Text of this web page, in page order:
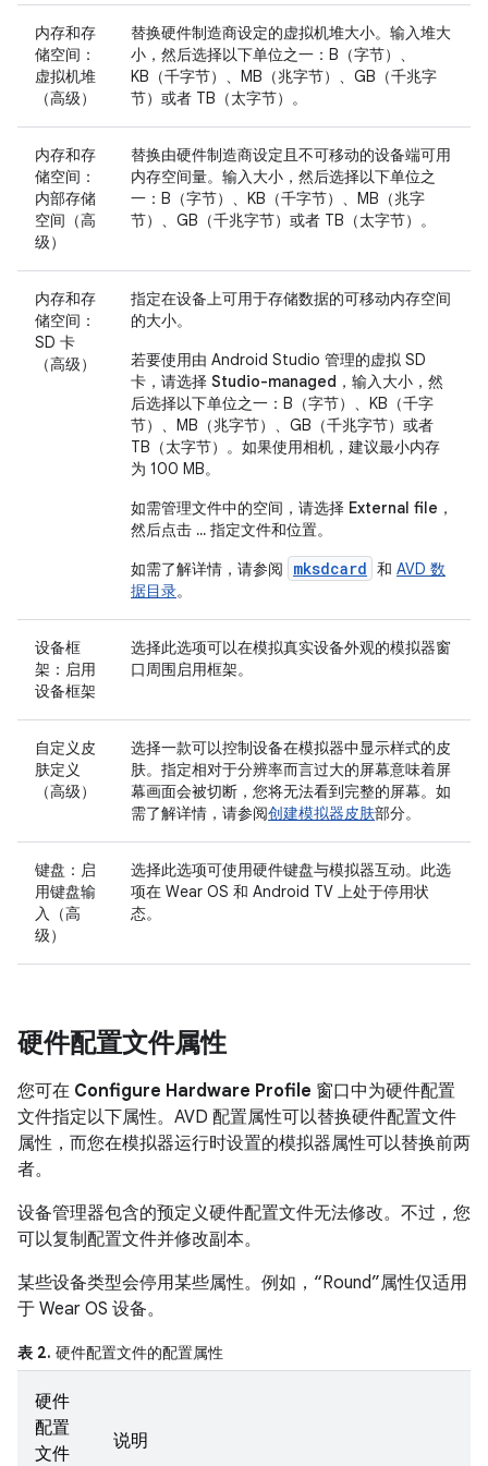
内存和存
储空间：
虚拟机堆
（高级）
替换硬件制造商设定的虚拟机堆大小。输入堆大
小，然后选择以下单位之一：B（字节）、
KB（千字节）、MB（兆字节）、GB（千兆字
节）或者 TB（太字节）。
内存和存
储空间：
内部存储
空间（高
级）
替换由硬件制造商设定且不可移动的设备端可用
内存空间量。输入大小，然后选择以下单位之
一：B（字节）、KB（千字节）、MB（兆字
节）、GB（千兆字节）或者 TB（太字节）。
内存和存
储空间：
SD 卡
（高级）
指定在设备上可用于存储数据的可移动内存空间
的大小。
若要使用由 Android Studio 管理的虚拟 SD
卡，请选择 Studio-managed ，输入大小，然
后选择以下单位之一：B（字节）、KB（千字
节）、MB（兆字节）、GB（千兆字节）或者
TB（太字节）。如果使用相机，建议最小内存
为 100 MB。
如需管理文件中的空间，请选择 External file ，
然后点击 ... 指定文件和位置。
如需了解详情，请参阅
mksdcard 和 AVD 数
据目录。
设备框
架：启用
设备框架
选择此选项可以在模拟真实设备外观的模拟器窗
口周围启用框架。
自定义皮
肤定义
（高级）
选择一款可以控制设备在模拟器中显示样式的皮
肤。指定相对于分辨率而言过大的屏幕意味着屏
幕画面会被切断，您将无法看到完整的屏幕。如
需了解详情，请参阅创建模拟器皮肤部分。
键盘：启
用键盘输
入（高
级）
选择此选项可使用硬件键盘与模拟器互动。此选
项在 Wear OS 和 Android TV 上处于停用状
态。
硬件配置文件属性
您可在 Configure Hardware Profile 窗口中为硬件配置
文件指定以下属性。AVD 配置属性可以替换硬件配置文件
属性，而您在模拟器运行时设置的模拟器属性可以替换前两
者。
设备管理器包含的预定义硬件配置文件无法修改。不过，您
可以复制配置文件并修改副本。
某些设备类型会停用某些属性。例如，“Round”属性仅适用
于 Wear OS 设备。
表 2. 硬件配置文件的配置属性
硬件
配置
文件
说明